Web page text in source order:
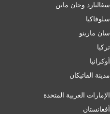
سفالبارد وجان ماين
سلوفاكيا
سان مارينو
تركيا
أوكرانيا
مدينة الفاتيكان
الإمارات العربية المتحدة
أفغانستان